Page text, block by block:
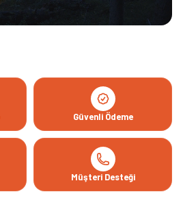
Güvenli Ödeme
Müşteri Desteği